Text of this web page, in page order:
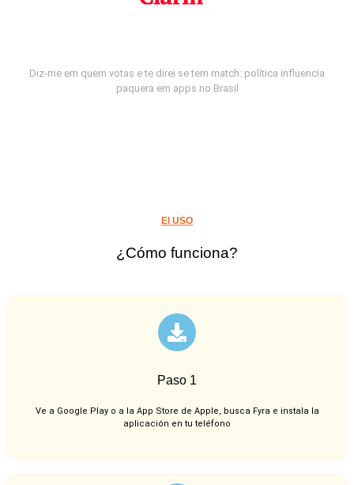
Diz-me em quem votas e te direi se tem match: política influencia
paquera em apps no Brasil
El USO
¿Cómo funciona?
Paso 1
Ve a Google Play o a la App Store de Apple, busca Fyra e instala la
aplicación en tu teléfono